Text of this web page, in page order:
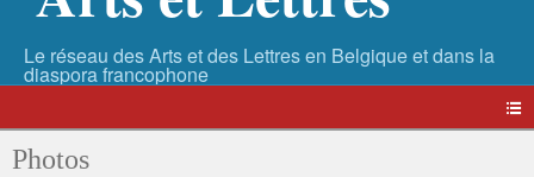
Photos